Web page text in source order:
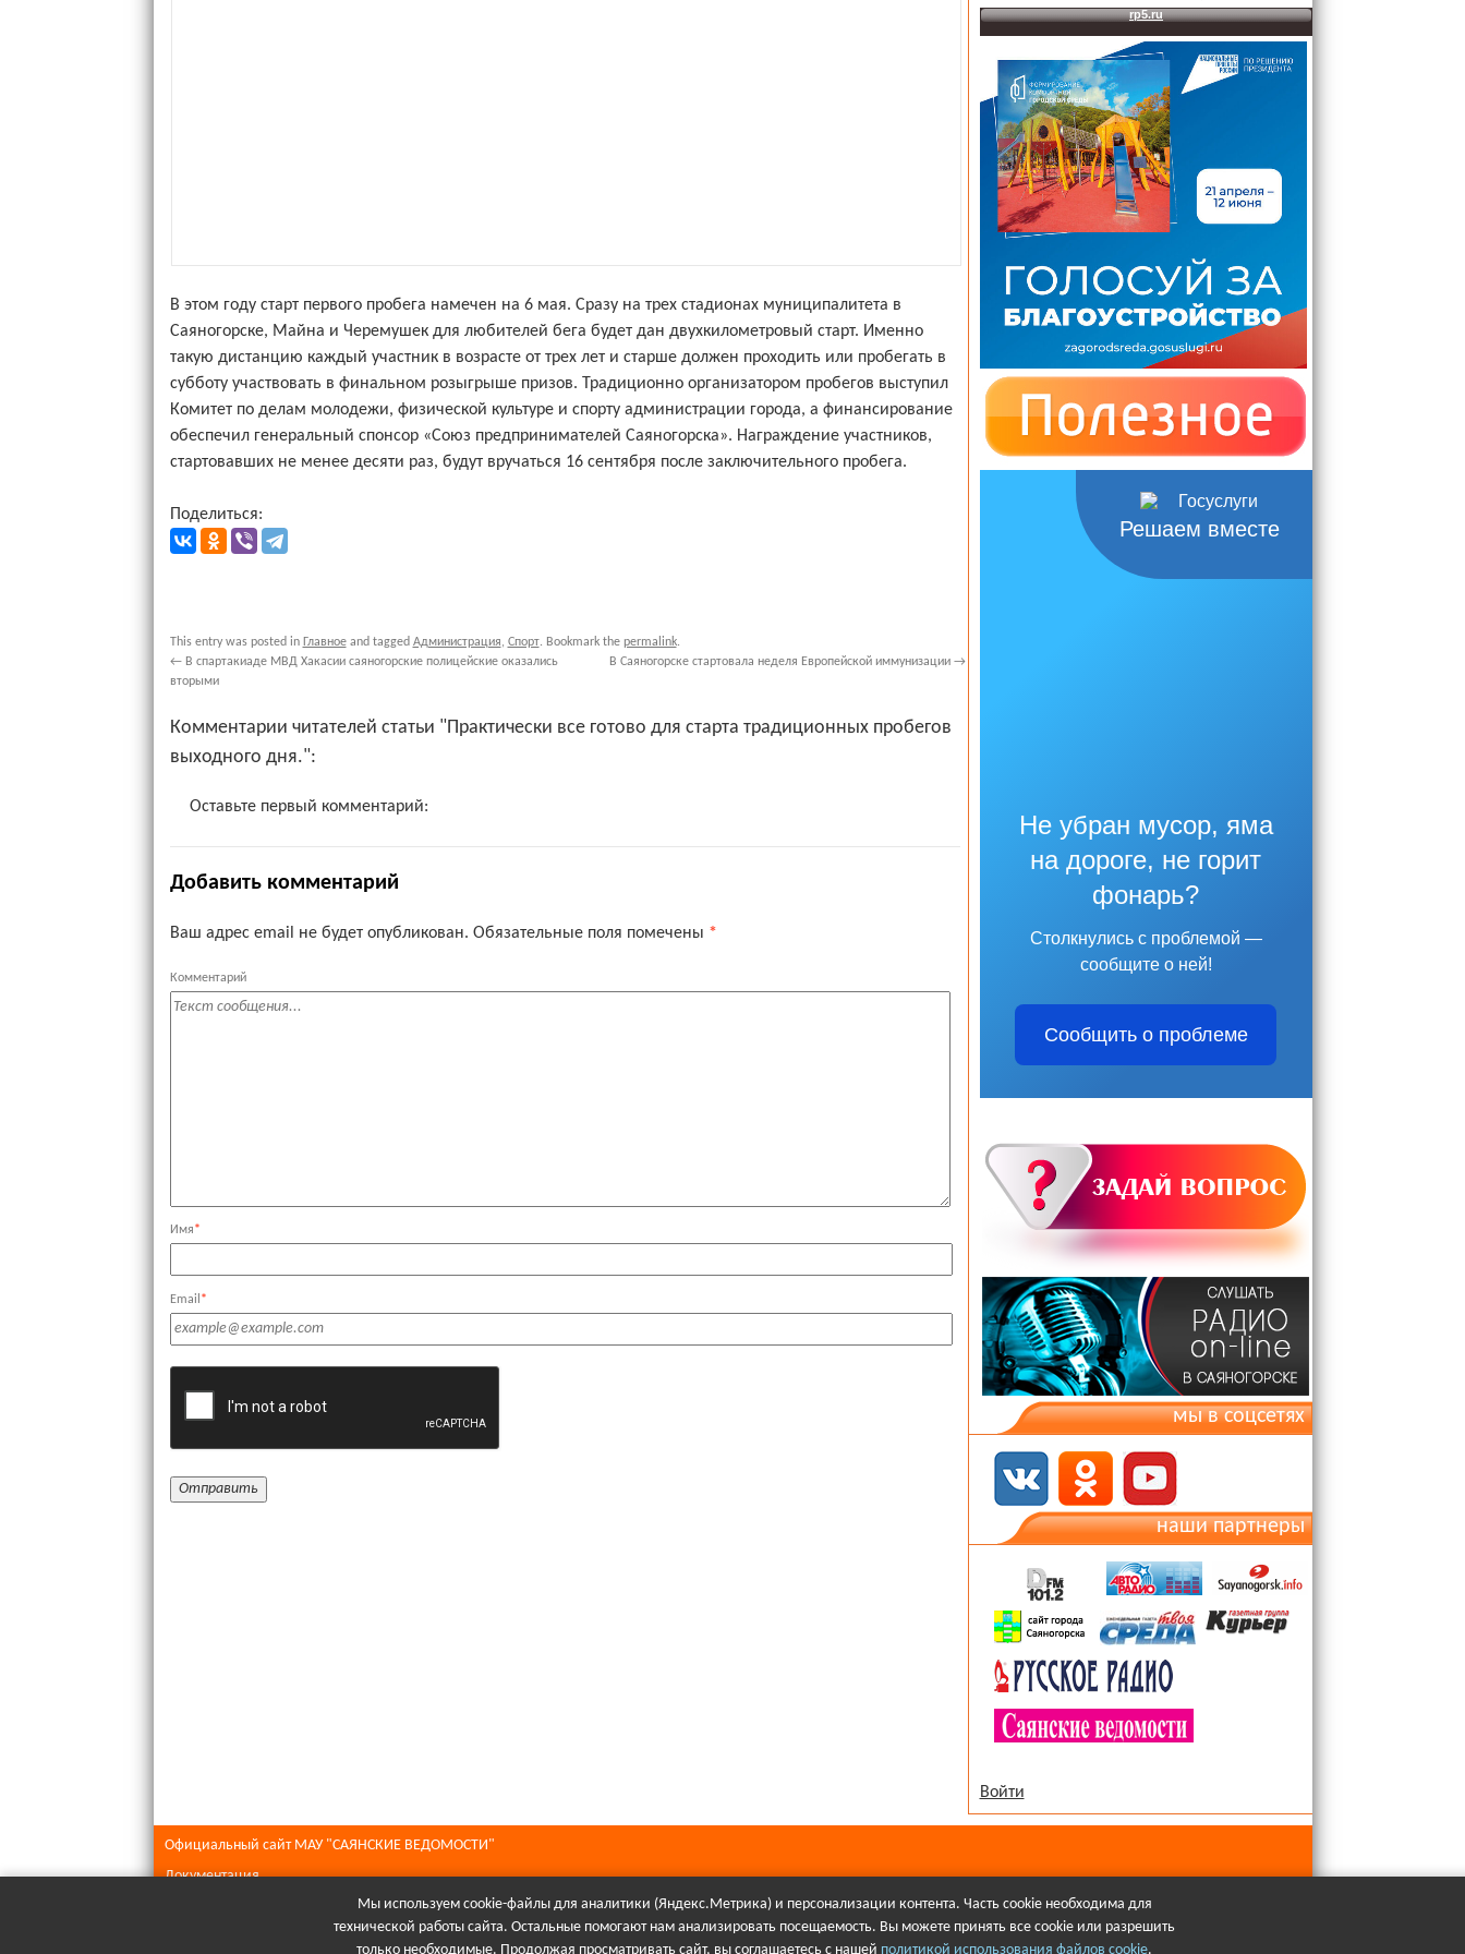
В этом году старт первого пробега намечен на 6 мая. Сразу на трех стадионах муниципалитета в
Саяногорске, Майна и Черемушек для любителей бега будет дан двухкилометровый старт. Именно
такую дистанцию каждый участник в возрасте от трех лет и старше должен проходить или пробегать в
субботу участвовать в финальном розыгрыше призов. Традиционно организатором пробегов выступил
Комитет по делам молодежи, физической культуре и спорту администрации города, а финансирование
обеспечил генеральный спонсор «Союз предпринимателей Саяногорска». Награждение участников,
стартовавших не менее десяти раз, будут вручаться 16 сентября после заключительного пробега.
Поделиться:
This entry was posted in Главноеand tagged Администрация, Спорт. Bookmark the permalink.
←В спартакиаде МВД Хакасии саяногорские полицейские оказались
вторыми
В Саяногорске стартовала неделя Европейской иммунизации →
Комментарии читателей статьи "Практически все готово для старта традиционных пробегов
выходного дня.":
Оставьте первый комментарий:
Добавить комментарий
Ваш адрес email не будет опубликован. Обязательные поля помечены *
Комментарий
Имя*
Email *
Решаем вместе
Не убран мусор, яма
на дороге, не горит
фонарь?
Столкнулись с проблемой —
сообщите о ней!
Сообщить о проблеме
мы в соцсетях
наши партнеры
Войти
Официальный сайт МАУ "САЯНСКИЕ ВЕДОМОСТИ"
Документация
При полном или частичном использовании материалов в Интернете гиперссылка на сайт Первое городского телевидения обязательна.
Мы используем cookie-файлы для аналитики (Яндекс.Метрика) и персонализации контента. Часть cookie необходима для
технической работы сайта. Остальные помогают нам анализировать посещаемость. Вы можете принять все cookie или разрешить
только необходимые. Продолжая просматривать сайт, вы соглашаетесь с нашей политикой использования файлов cookie.